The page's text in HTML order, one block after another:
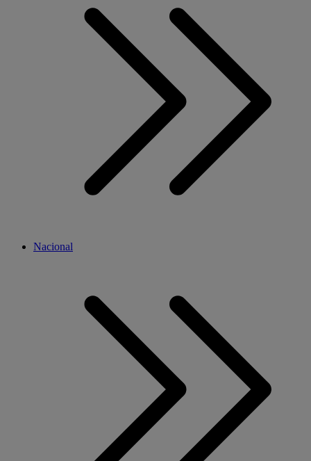
Nacional